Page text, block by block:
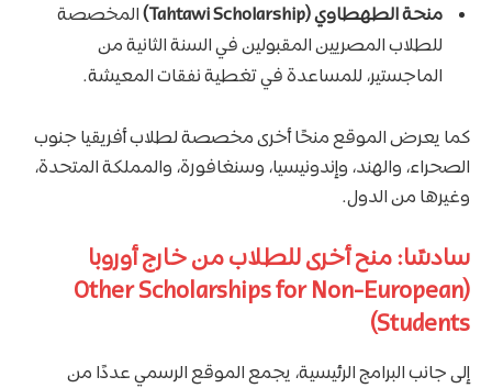
منحة الطهطاوي (Tahtawi Scholarship)
المخصصة
للطلاب المصريين المقبولين في السنة الثانية من
الماجستير، للمساعدة في تغطية نفقات المعيشة.
كما يعرض الموقع منحًا أخرى مخصصة لطلاب أفريقيا جنوب
الصحراء، والهند، وإندونيسيا، وسنغافورة، والمملكة المتحدة،
وغيرها من الدول.
سادسًا: منح أخرى للطلاب من خارج أوروبا
(Other Scholarships for Non-European
Students)
إلى جانب البرامج الرئيسية، يجمع الموقع الرسمي عددًا من